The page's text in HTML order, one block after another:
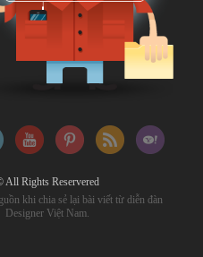
All Rights Reservered
khi chia sẻ lại bài viết từ diễn đàn
Designer Việt Nam.